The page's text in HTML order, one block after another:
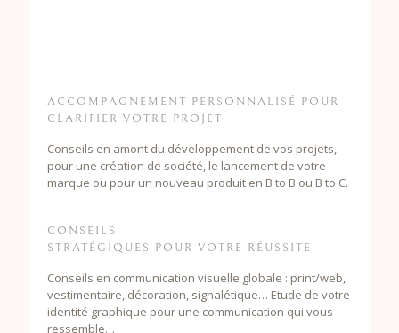
ACCOMPAGNEMENT PERSONNALISÉ POUR
CLARIFIER VOTRE PROJET
Conseils en amont du développement de vos projets,
pour une création de société, le lancement de votre
marque ou pour un nouveau produit en B to B ou B to C.
CONSEILS
STRATÉGIQUES POUR VOTRE RÉUSSITE
Conseils en communication visuelle globale : print/web,
vestimentaire, décoration, signalétique… Etude de votre
identité graphique pour une communication qui vous
ressemble…